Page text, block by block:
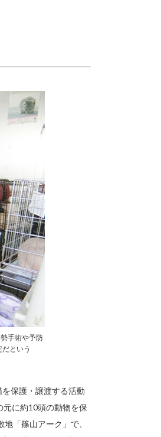
手術や予防
という
保護・譲渡する活動
に約10頭の動物を保
「篠山アーク」で、